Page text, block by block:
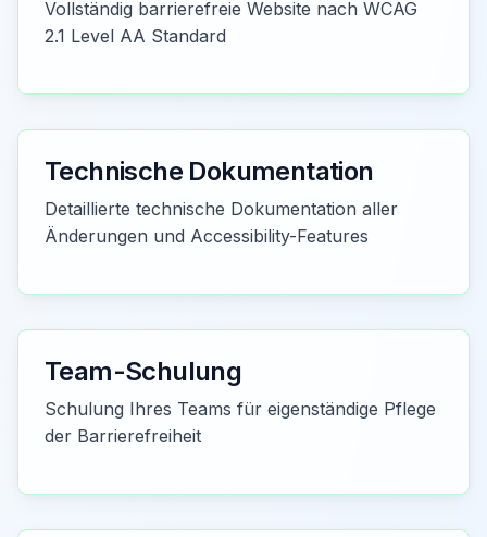
Vollständig barrierefreie Website nach WCAG
2.1 Level AA Standard
Technische Dokumentation
Detaillierte technische Dokumentation aller
Änderungen und Accessibility-Features
Team-Schulung
Schulung Ihres Teams für eigenständige Pflege
der Barrierefreiheit